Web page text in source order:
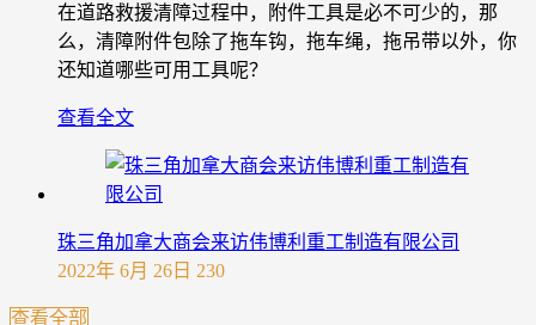
在道路救援清障过程中，附件工具是必不可少的，那
么，清障附件包除了拖车钩，拖车绳，拖吊带以外，你
还知道哪些可用工具呢？
查看全文
珠三角加拿大商会来访伟博利重工制造有限公司
2022年 6月 26日 230
查看全部